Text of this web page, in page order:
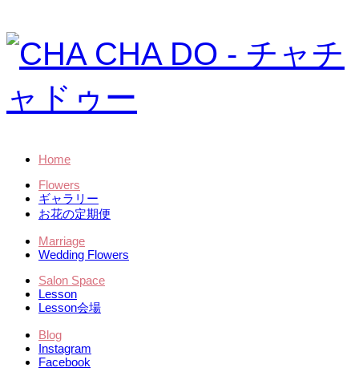
Home
Flowers
ギャラリー
お花の定期便
Marriage
Wedding Flowers
Salon Space
Lesson
Lesson会場
Blog
Instagram
Facebook